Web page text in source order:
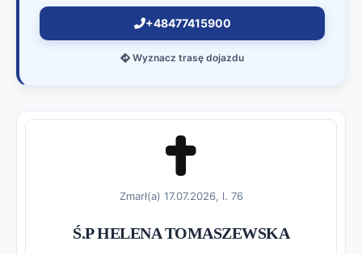
+48477415900
Wyznacz trasę dojazdu
Zmarł(a) 17.07.2026, l. 76
Ś.P HELENA TOMASZEWSKA